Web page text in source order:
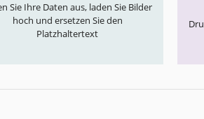
Sie Ihre Daten aus, laden Sie Bilder
hoch und ersetzen Sie den
Platzhaltertext